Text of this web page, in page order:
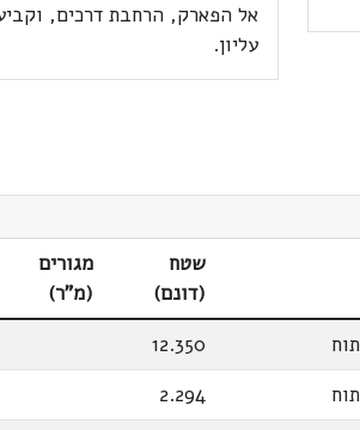
אל הפארק, הרחבת דרכים,
עליון.
שטח
(דונם)
מגורים
(מ"ר)
12.350
2.294